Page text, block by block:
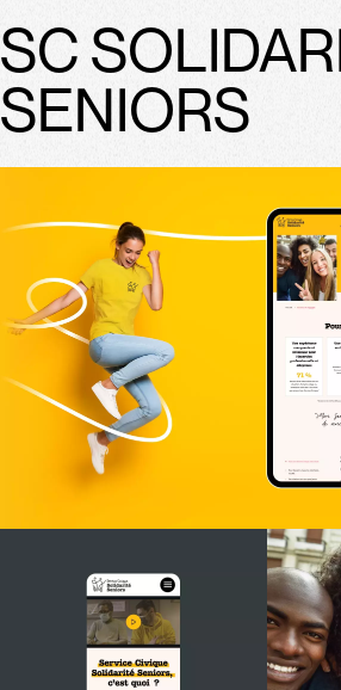
SC
SENIORS